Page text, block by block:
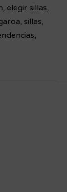
, elegir sillas,
, sillas,
,